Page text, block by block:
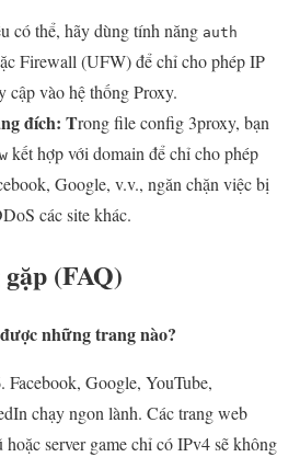
có thể, hãy dùng tính năng auth
Firewall (UFW) để chỉ cho phép IP
cập vào hệ thống Proxy.
đích: Trong file config 3proxy, bạn
kết hợp với domain để chỉ cho phép
Google, v.v., ngăn chặn việc bị
các site khác.
(FAQ)
những trang nào?
Google, YouTube,
chạy ngon lành. Các trang web
server game chỉ có IPv4 sẽ không